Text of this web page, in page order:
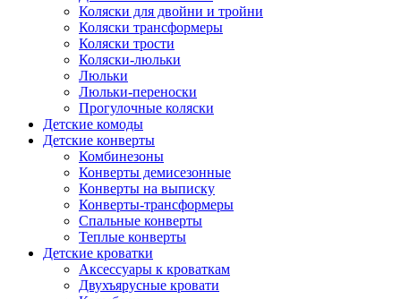
Коляски для двойни и тройни
Коляски трансформеры
Коляски трости
Коляски-люльки
Люльки
Люльки-переноски
Прогулочные коляски
Детские комоды
Детские конверты
Комбинезоны
Конверты демисезонные
Конверты на выписку
Конверты-трансформеры
Спальные конверты
Теплые конверты
Детские кроватки
Аксессуары к кроваткам
Двухъярусные кровати